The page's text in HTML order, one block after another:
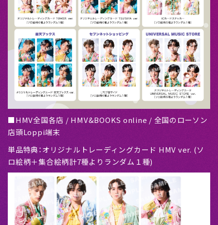
■HMV全国各店 / HMV&BOOKS online / 全国のローソン
店頭Loppi端末
単品特典：オリジナルトレーディングカード HMV ver. (ソ
ロ絵柄＋集合絵柄計7種よりランダム１種)